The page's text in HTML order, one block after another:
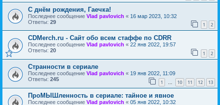
С днём рождения, Гаечка!
Последнее сообщение Vlad pavlovich « 16 мар 2023, 10:32
Ответы: 29 1 2
CDMerch.ru - Сайт обо всем стаффе по CDRR
Последнее сообщение Vlad pavlovich « 22 янв 2022, 19:57
Ответы: 20 1 2
Странности в сериале
Последнее сообщение Vlad pavlovich « 19 янв 2022, 11:09
Ответы: 245 1 … 10 11 12 13
ПроМЫШленность в сериале: тайное и явное
Последнее сообщение Vlad pavlovich « 05 янв 2022, 10:32